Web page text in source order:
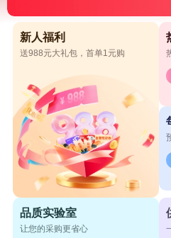
新人福利
送988元大礼包，首单1元购
品质实验室
让您的采购更省心